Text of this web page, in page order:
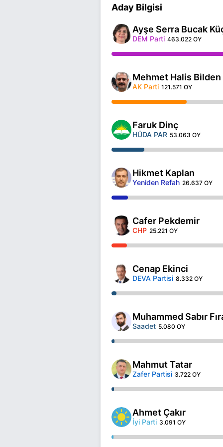
Aday Bilgisi
Ayşe Serra Bucak
DEM Parti 463.022 OY
Mehmet Halis Bilden
AK Parti 121.571 OY
Faruk Dinç
HÜDA PAR 53.063 OY
Hikmet Kaplan
Yeniden Refah 26.637 OY
Cafer Pekdemir
CHP 25.221 OY
Cenap Ekinci
DEVA Partisi 8.332 OY
Muhammed Sabır
Saadet 5.080 OY
Mahmut Tatar
Zafer Partisi 3.722 OY
Ahmet Çakır
İyi Parti 3.091 OY